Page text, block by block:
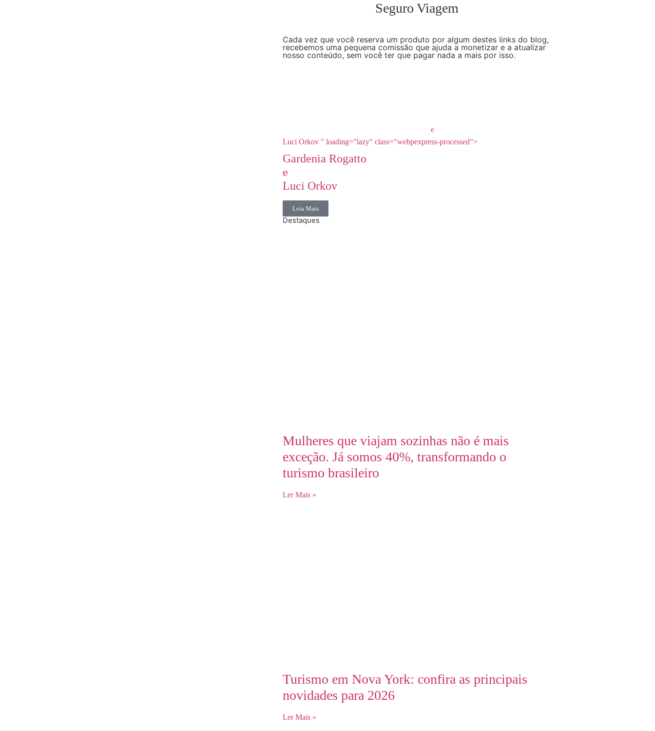
Seguro Viagem
Cada vez que você reserva um produto por algum destes links do blog,
recebemos uma pequena comissão que ajuda a monetizar e a atualizar
nosso conteúdo, sem você ter que pagar nada a mais por isso.
e
Luci Orkov " loading="lazy" class="webpexpress-processed">
Gardenia Rogatto
e
Luci Orkov
Leia Mais
Destaques
Mulheres que viajam sozinhas não é mais
exceção. Já somos 40%, transformando o
turismo brasileiro
Ler Mais »
Turismo em Nova York: confira as principais
novidades para 2026
Ler Mais »